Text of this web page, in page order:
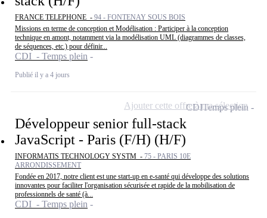
FRANCE TELEPHONE - 94 - FONTENAY SOUS BOIS
Missions en terme de conception et Modélisation : Participer à la conception
technique en amont, notamment via la modélisation UML (diagrammes de classes,
de séquences, etc.) pour définir...
CDI - Temps plein
Publié il y a 4 jours
Développeur senior full-stack
JavaScript - Paris (F/H) (H/F)
INFORMATIS TECHNOLOGY SYSTM - 75 - PARIS 10E
ARRONDISSEMENT
Fondée en 2017, notre client est une start-up en e-santé qui développe des solutions
innovantes pour faciliter l'organisation sécurisée et rapide de la mobilisation de
professionnels de santé (à...
CDI - Temps plein
CDITemps plein
Ajouter cette offre à ma sélection